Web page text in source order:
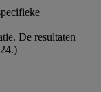
De resultaten